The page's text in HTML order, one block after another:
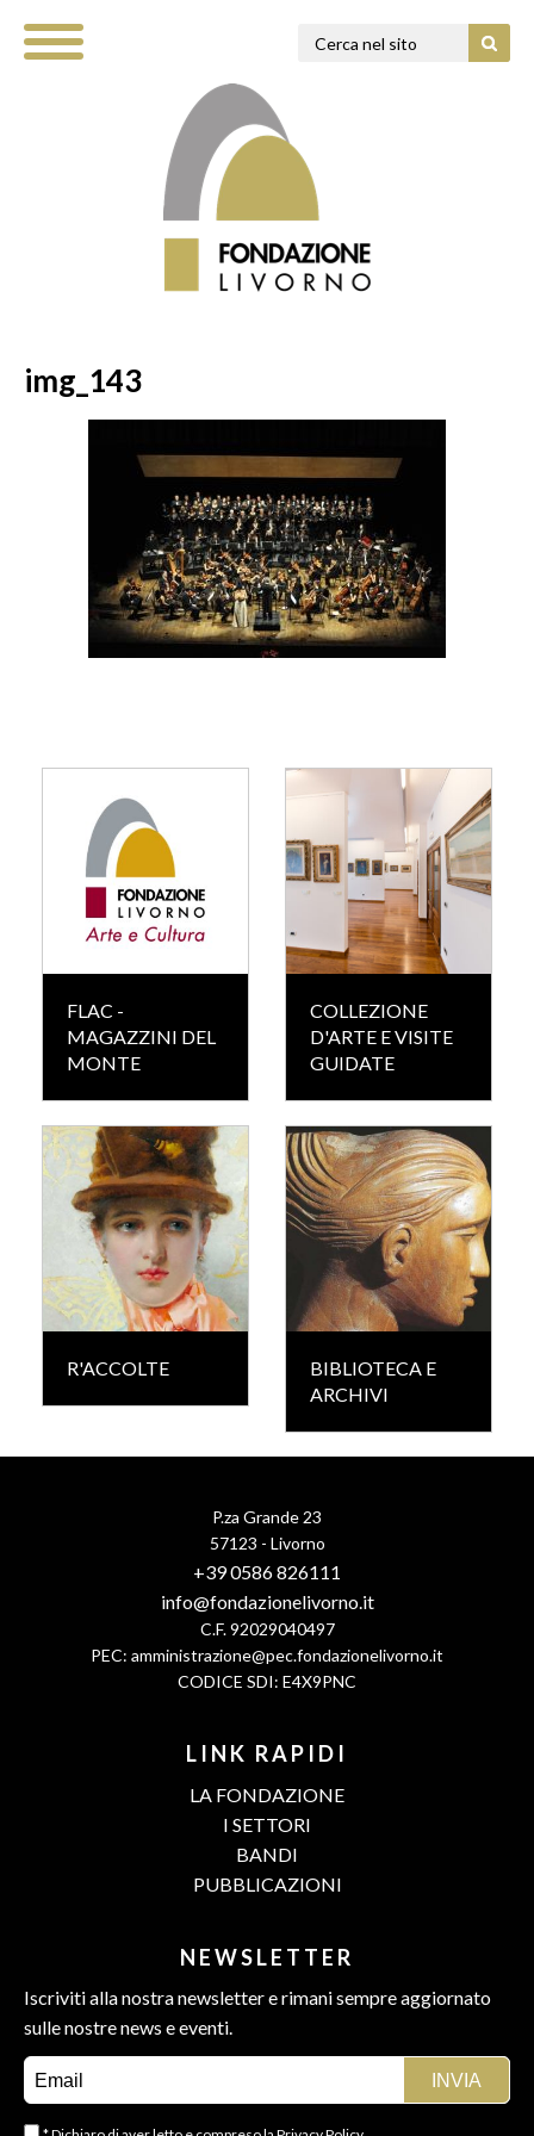
img_143
FLAC -
MAGAZZINI DEL
MONTE
COLLEZIONE
D'ARTE E VISITE
GUIDATE
R'ACCOLTE
BIBLIOTECA E
ARCHIVI
P.za Grande 23
57123 - Livorno
+39 0586 826111
info@fondazionelivorno.it
C.F. 92029040497
PEC: amministrazione@pec.fondazionelivorno.it
CODICE SDI: E4X9PNC
LINK RAPIDI
LA FONDAZIONE
I SETTORI
BANDI
PUBBLICAZIONI
NEWSLETTER
Iscriviti alla nostra newsletter e rimani sempre aggiornato
sulle nostre news e eventi.